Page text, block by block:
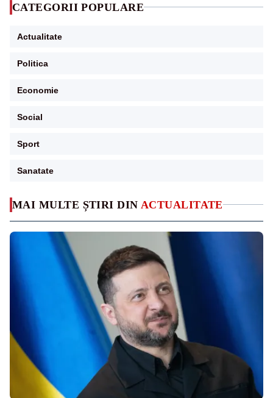
MAI MULTE ȘTIRI DIN ACTUALITATE
CATEGORII POPULARE
Actualitate
Politica
Economie
Social
Sport
Sanatate